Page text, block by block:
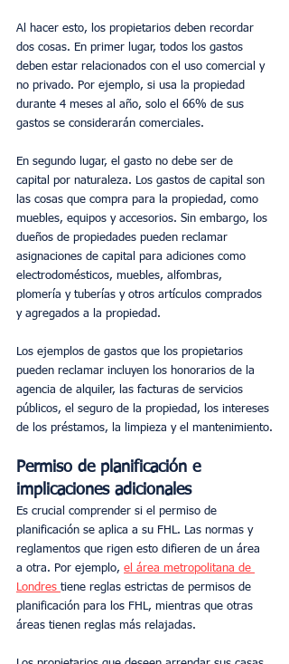
Al hacer esto, los propietarios deben recordar
dos cosas. En primer lugar, todos los gastos
deben estar relacionados con el uso comercial y
no privado. Por ejemplo, si usa la propiedad
durante 4 meses al año, solo el 66% de sus
gastos se considerarán comerciales.
En segundo lugar, el gasto no debe ser de
capital por naturaleza. Los gastos de capital son
las cosas que compra para la propiedad, como
muebles, equipos y accesorios. Sin embargo, los
dueños de propiedades pueden reclamar
asignaciones de capital para adiciones como
electrodomésticos, muebles, alfombras,
plomería y tuberías y otros artículos comprados
y agregados a la propiedad.
Los ejemplos de gastos que los propietarios
pueden reclamar incluyen los honorarios de la
agencia de alquiler, las facturas de servicios
públicos, el seguro de la propiedad, los intereses
de los préstamos, la limpieza y el mantenimiento.
Permiso de planificación e
implicaciones adicionales
Es crucial comprender si el permiso de
planificación se aplica a su FHL. Las normas y
reglamentos que rigen esto difieren de un área
a otra. Por ejemplo, el área metropolitana de
Londres tiene reglas estrictas de permisos de
planificación para los FHL, mientras que otras
áreas tienen reglas más relajadas.